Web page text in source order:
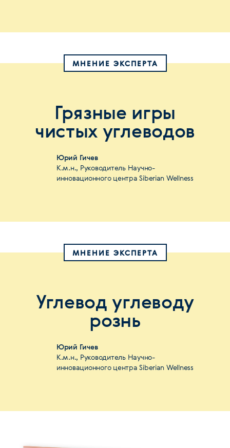
МНЕНИЕ ЭКСПЕРТА
Грязные игры
чистых углеводов
Юрий Гичев
К.м.н., Руководитель Научно-
инновационного центра Siberian Wellness
МНЕНИЕ ЭКСПЕРТА
Углевод углеводу
рознь
Юрий Гичев
К.м.н., Руководитель Научно-
инновационного центра Siberian Wellness